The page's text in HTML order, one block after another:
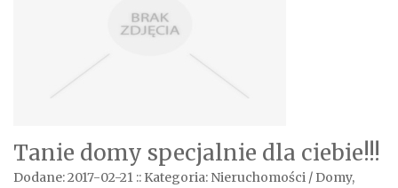
Tanie domy specjalnie dla ciebie!!!
Dodane: 2017-02-21 :: Kategoria: Nieruchomości / Domy,